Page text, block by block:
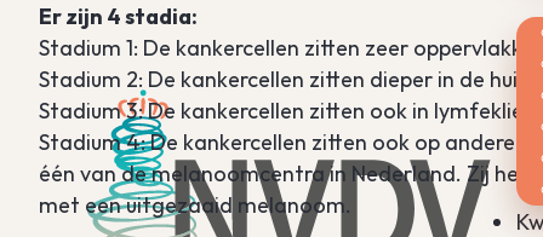
Er zijn 4 stadia:
Stadium 1: De kankercellen zitten zeer
Stadium 2: De kankercellen zitten dieper in de huid.
Stadium 3: De kankercellen zitten ook in
Stadium 4: De kankercellen zitten ook op andere
één van de melanoomcentra in Nederland. Zij
met een uitgezaaid melanoom.